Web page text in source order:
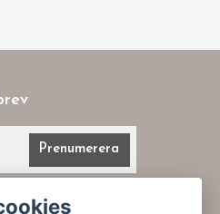
Prenumerera